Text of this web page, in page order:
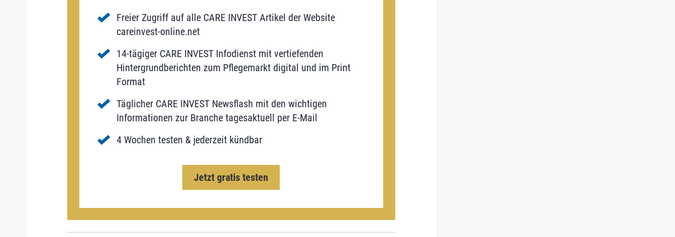
Freier Zugriff auf alle CARE INVEST Artikel der Website
careinvest-online.net
14-tägiger CARE INVEST Infodienst mit vertiefenden
Hintergrundberichten zum Pflegemarkt digital und im Print
Format
Täglicher CARE INVEST Newsflash mit den wichtigen
Informationen zur Branche tagesaktuell per E-Mail
4 Wochen testen & jederzeit kündbar
Jetzt gratis testen